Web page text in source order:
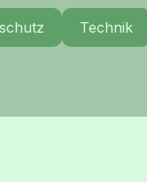
Technik